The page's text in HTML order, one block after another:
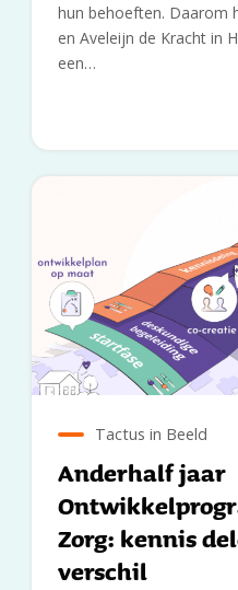
hun behoeften. Daarom
en Aveleijn de Kracht in
een…
Tactus in Beeld
Anderhalf jaar
Zorg: kennis
verschil